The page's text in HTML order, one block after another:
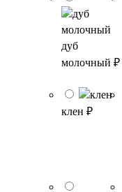
дуб
молочный ₽
клен ₽